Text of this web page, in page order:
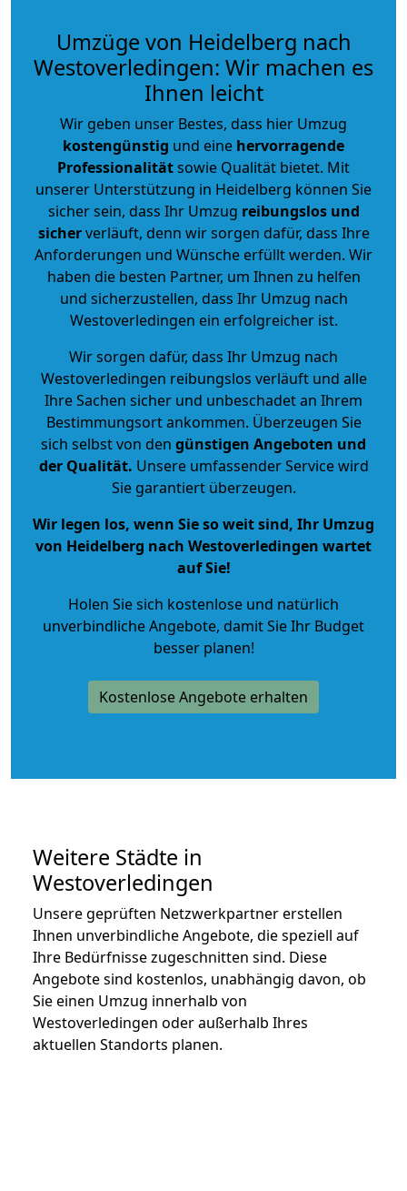
Umzüge von Heidelberg nach
Westoverledingen: Wir machen es
Ihnen leicht
Wir geben unser Bestes, dass hier Umzug
kostengünstig und eine hervorragende
Professionalitätsowie Qualität bietet. Mit
unserer Unterstützung in Heidelberg können Sie
sicher sein, dass Ihr Umzug reibungslos und
sicherverläuft, denn wir sorgen dafür, dass Ihre
Anforderungen und Wünsche erfüllt werden. Wir
haben die besten Partner, um Ihnen zu helfen
und sicherzustellen, dass Ihr Umzug nach
Westoverledingen ein erfolgreicher ist.
Wir sorgen dafür, dass Ihr Umzug nach
Westoverledingen reibungslos verläuft und alle
Ihre Sachen sicher und unbeschadet an Ihrem
Bestimmungsort ankommen. Überzeugen Sie
sich selbst von den günstigen Angeboten und
der Qualität. Unsere umfassender Service wird
Sie garantiert überzeugen.
Wir legen los, wenn Sie so weit sind, Ihr Umzug
von Heidelberg nach Westoverledingen wartet
auf Sie!
Holen Sie sich kostenlose und natürlich
unverbindliche Angebote, damit Sie Ihr Budget
besser planen!
Kostenlose Angebote erhalten
Weitere Städte in
Westoverledingen
Unsere geprüften Netzwerkpartner erstellen
Ihnen unverbindliche Angebote, die speziell auf
Ihre Bedürfnisse zugeschnitten sind. Diese
Angebote sind kostenlos, unabhängig davon, ob
Sie einen Umzug innerhalb von
Westoverledingen oder außerhalb Ihres
aktuellen Standorts planen.